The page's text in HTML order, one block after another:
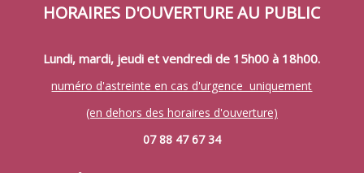
HORAIRES D'OUVERTURE AU PUBLIC
Lundi, mardi, jeudi et vendredi de 15h00 à 18h00.
numéro d'astreinte en cas d'urgence uniquement
(en dehors des horaires d'ouverture)
07 88 47 67 34